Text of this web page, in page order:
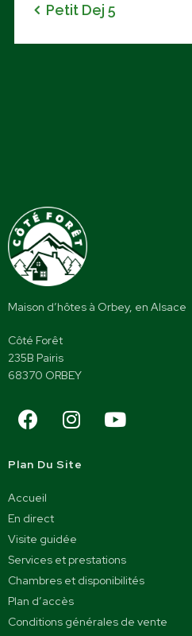
Petit Dej 5
Maison d’hôtes à Orbey, en Alsace
Côté Forêt
235B Pairis
68370 ORBEY
Plan Du Site
Accueil
En direct
Visite guidée
Services et prestations
Chambres et disponibilités
Plan d’accès
Conditions générales de vente